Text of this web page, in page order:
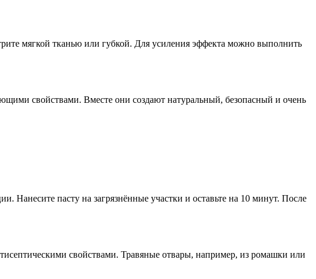
мягкой тканью или губкой. Для усиления эффекта можно выполнить
свойствами. Вместе они создают натуральный, безопасный и очень
Нанесите пасту на загрязнённые участки и оставьте на 10 минут. После
свойствами. Травяные отвары, например, из ромашки или